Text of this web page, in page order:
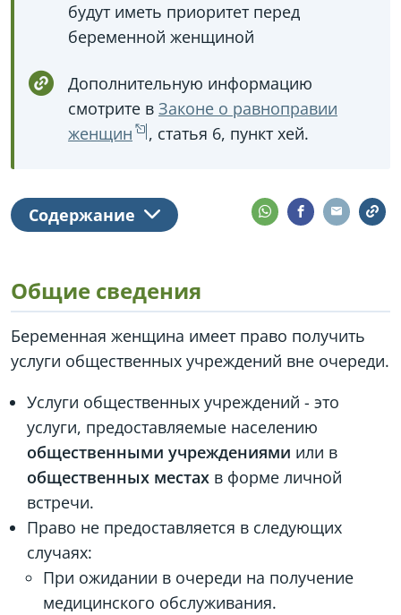
будут иметь приоритет перед
беременной женщиной
Дополнительную информацию
смотрите в Законе о равноправии
женщин
, статья 6, пункт хей.
Содержание
Общие сведения
Беременная женщина имеет право получить
услуги общественных учреждений вне очереди.
Услуги общественных учреждений - это
услуги, предоставляемые населению
общественными учреждениями или в
общественных местах в форме личной
встречи.
Право не предоставляется в следующих
случаях:
При ожидании в очереди на получение
медицинского обслуживания.